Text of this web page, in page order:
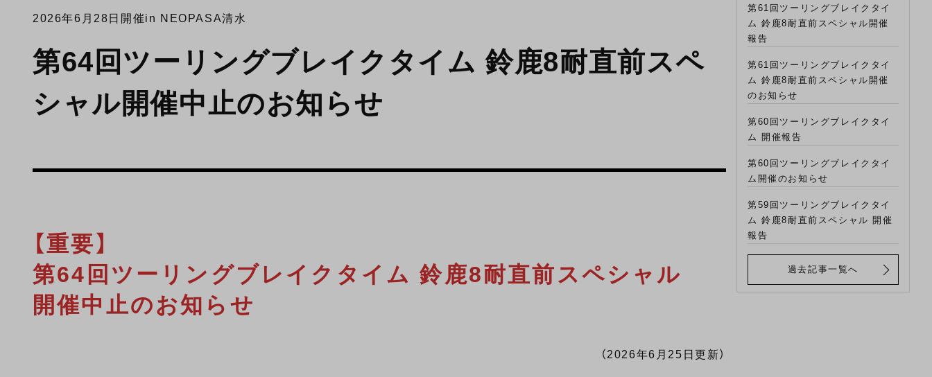
2026年6月28日開催in NEOPASA清水
第64回ツーリングブレイクタイム 鈴鹿8耐直前スペ
シャル開催中止のお知らせ
【重要】
第64回ツーリングブレイクタイム 鈴鹿8耐直前スペシャル
開催中止のお知らせ
（2026年6月25日更新）
第61回ツーリングブレイクタイ
ム 鈴鹿8耐直前スペシャル開催
報告
第61回ツーリングブレイクタイ
ム 鈴鹿8耐直前スペシャル開催
のお知らせ
第60回ツーリングブレイクタイ
ム 開催報告
第60回ツーリングブレイクタイ
ム開催のお知らせ
第59回ツーリングブレイクタイ
ム 鈴鹿8耐直前スペシャル 開催
報告
過去記事一覧へ